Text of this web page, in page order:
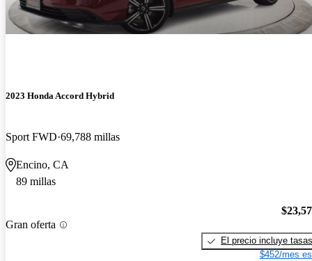
2023 Honda Accord Hybrid
Sport FWD 69,788 millas
Encino, CA
89 millas
Gran oferta
El precio incluye tasas
$452/mes